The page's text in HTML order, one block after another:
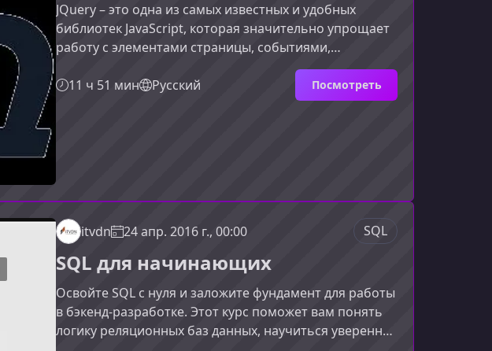
JQuery – это одна из самых известных и удобных
библиотек JavaScript, которая значительно упрощает
работу с элементами страницы, событиями,
анимациями и AJAX‑запросами. Этот курс позволит
вам быстро освоить ключевые возможности JQuery и
научиться применять её в реальных веб‑проектах.Что
11 ч 51 мин Русский Посмотреть
itvdn 24 апр. 2016 г., 00:00 SQL
SQL для начинающих
Освойте SQL с нуля и заложите фундамент для работы
в бэкенд‑разработке. Этот курс поможет вам понять
логику реляционных баз данных, научиться уверенно